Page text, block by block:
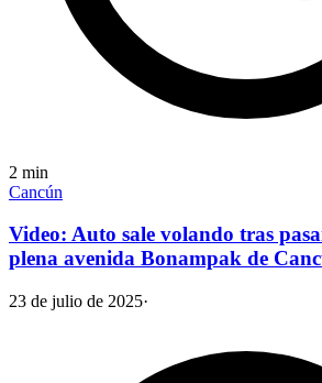
2 min
Cancún
Video: Auto sale volando tras
plena avenida Bonampak de
23 de julio de 2025·